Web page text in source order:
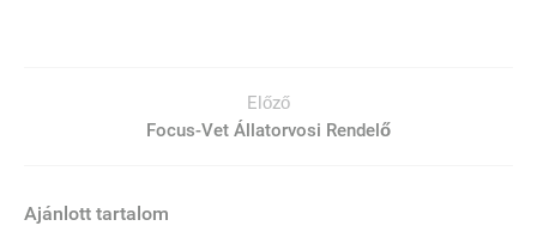
Előző
Focus-Vet Állatorvosi Rendelő
Ajánlott tartalom